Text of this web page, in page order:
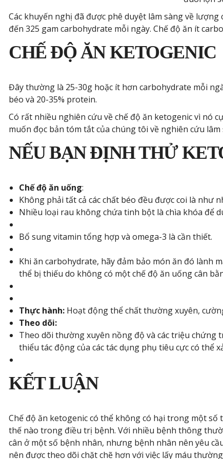
Các khuyến nghị đã được phê duyệt lâm sàng về
đến 325 gam carbohydrate mỗi ngày. Chế độ ăn ít
CHẾ ĐỘ ĂN KETOGENIC
Đây thường là 25-30g hoặc ít hơn carbohydrate mỗi
béo và 20-35% protein.
Có rất nhiều nghiên cứu về chế độ ăn ketogenic vì nó
muốn đọc bản tóm tắt của chúng tôi về nghiên cứu lâm
NẾU BẠN ĐỊNH THỬ
Chế độ ăn uống:
Không phải tất cả các chất béo đều được coi là như
Nhiều loại rau không chứa tinh bột là chìa khóa để
Bổ sung vitamin tổng hợp và omega-3 là cần thiết.
Khi ăn carbohydrate, hãy đảm bảo món ăn đó lành
thể bị thiếu do không có một chế độ ăn uống cân
Thực hành: Hoạt động thể chất thường xuyên,
Theo dõi:
Theo dõi thường xuyên nồng độ và các triệu chứng
thiểu tác động của các tác dụng phụ tiêu cực có thể
KẾT LUẬN
Chế độ ăn ketogenic có thể không có hại trong một
thế nào trong điều trị bệnh. Với nhiều bệnh thông
cân ở một số bệnh nhân, nhưng bệnh nhân nên yêu
nên được theo dõi chặt chẽ hơn với việc lấy máu